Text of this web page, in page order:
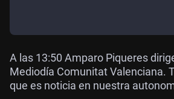
A las 13:50 Amparo Piqueres
Mediodía Comunitat Valenciana.
que es noticia en nuestra